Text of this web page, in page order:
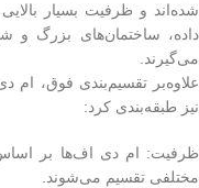
شده‌اند و ظرفیت بسیار
داده، ساختمان‌های بزرگ و
می‌گیرند.
علاوه‌بر تقسیم‌بندی فوق،
نیز طبقه‌بندی کرد:
ظرفیت: ام دی اف‌ها بر
مختلفی تقسیم می‌شوند.